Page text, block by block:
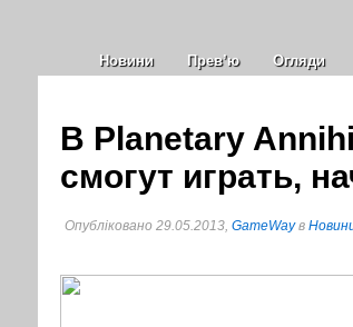
Новини Прев’ю Огляди
В Planetary
смогут играть,
Опубліковано 29.05.2013, GameWayв